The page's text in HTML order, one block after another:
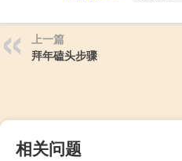
上一篇
拜年磕头步骤
相关问题